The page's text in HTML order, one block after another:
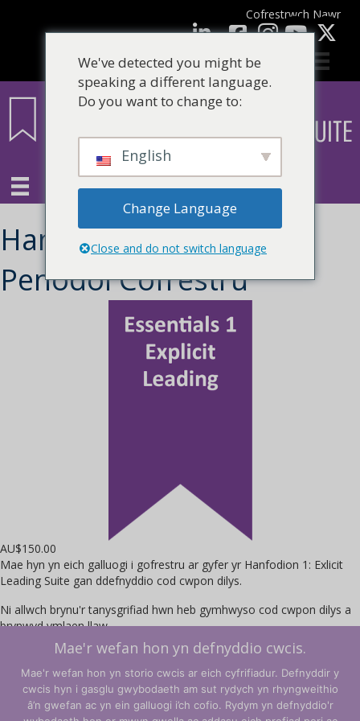
Cofrestrwch Nawr
LinkedInfacebook YouTube
Hanfodol 1 – Arwain
Penodol Cofrestru
AU$150.00
Mae hyn yn eich galluogi i gofrestru ar gyfer yr Hanfodion 1: Exlicit
Leading Suite gan ddefnyddio cod cwpon dilys.
Ni allwch brynu'r tanysgrifiad hwn heb gymhwyso cod cwpon dilys a
brynwyd ymlaen llaw.
Maint
Essential
Cofrestrwch Nawr
We've detected you might be
speaking a different language.
Do you want to change to:
English
Change Language
Close and do not switch language
Mae'r wefan hon yn defnyddio cwcis.
Mae'r wefan hon yn storio cwcis ar eich cyfrifiadur. Defnyddir y
cwcis hyn i gasglu gwybodaeth am sut rydych yn rhyngweithio
â’n gwefan ac yn ein galluogi i’ch cofio. Rydym yn defnyddio'r